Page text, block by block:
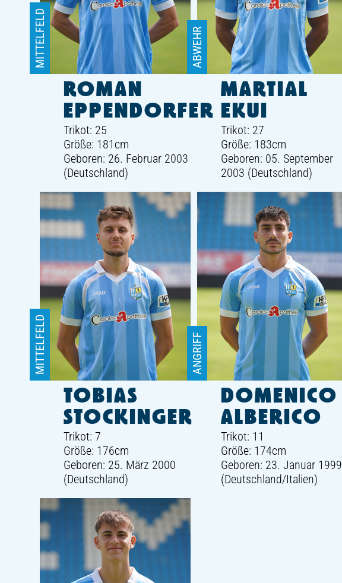
ROMAN
EPPENDORFER
MITTELFELD
Trikot: 25
Größe: 181cm
Geboren: 26. Februar 2003
(Deutschland)
MARTIAL
EKUI
ABWEHR
Trikot: 27
Größe: 183cm
Geboren: 05. September
2003 (Deutschland)
TOBIAS
STOCKINGER
MITTELFELD
Trikot: 7
Größe: 176cm
Geboren: 25. März 2000
(Deutschland)
DOMENICO
ALBERICO
ANGRIFF
Trikot: 11
Größe: 174cm
Geboren: 23. Januar 1999
(Deutschland/Italien)